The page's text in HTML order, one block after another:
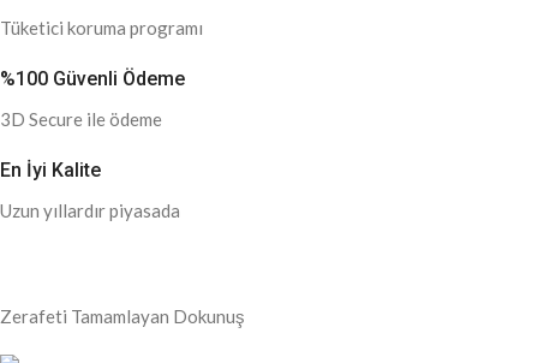
Tüketici koruma programı
%100 Güvenli Ödeme
3D Secure ile ödeme
En İyi Kalite
Uzun yıllardır piyasada
Zerafeti Tamamlayan Dokunuş